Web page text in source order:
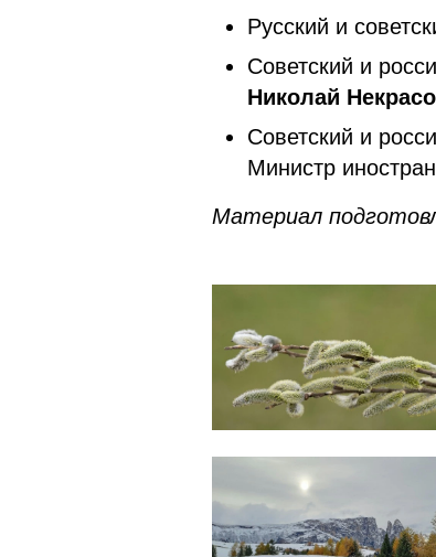
Русский и
Советский и
Николай
Советский и
Министр
Материал